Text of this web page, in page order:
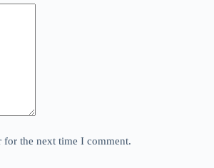
for the next time I comment.